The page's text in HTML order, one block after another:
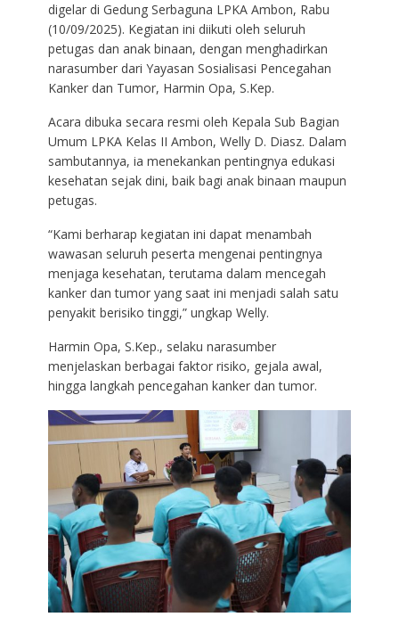
digelar di Gedung Serbaguna LPKA Ambon, Rabu
(10/09/2025). Kegiatan ini diikuti oleh seluruh
petugas dan anak binaan, dengan menghadirkan
narasumber dari Yayasan Sosialisasi Pencegahan
Kanker dan Tumor, Harmin Opa, S.Kep.
Acara dibuka secara resmi oleh Kepala Sub Bagian
Umum LPKA Kelas II Ambon, Welly D. Diasz. Dalam
sambutannya, ia menekankan pentingnya edukasi
kesehatan sejak dini, baik bagi anak binaan maupun
petugas.
“Kami berharap kegiatan ini dapat menambah
wawasan seluruh peserta mengenai pentingnya
menjaga kesehatan, terutama dalam mencegah
kanker dan tumor yang saat ini menjadi salah satu
penyakit berisiko tinggi,” ungkap Welly.
Harmin Opa, S.Kep., selaku narasumber
menjelaskan berbagai faktor risiko, gejala awal,
hingga langkah pencegahan kanker dan tumor.